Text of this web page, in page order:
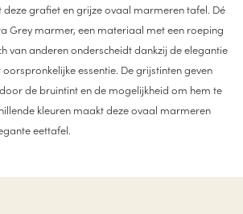
deze grafiet en grijze ovaal marmeren tafel. Dé
Grey marmer, een materiaal met een roeping
van anderen onderscheidt dankzij de elegantie
essentie. De grijstinten geven
de bruintint en de mogelijkheid om hem te
kleuren maakt deze ovaal marmeren
eettafel.